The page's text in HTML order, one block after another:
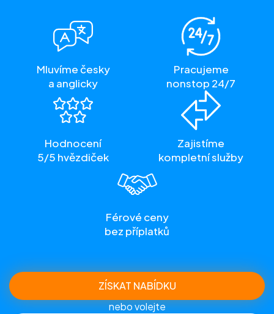
Mluvíme česky
a anglicky
Pracujeme
nonstop 24/7
Hodnocení
5/5 hvězdiček
Zajistíme
kompletní služby
Férové ceny
bez příplatků
ZÍSKAT NABÍDKU
nebo volejte